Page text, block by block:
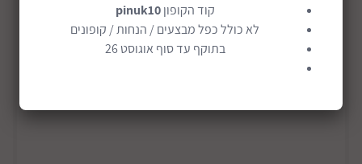
קוד הקופוןpinuk10
לא כולל כפל מבצעים / הנחות / קופונים
בתוקף עד סוף אוגוסט 26